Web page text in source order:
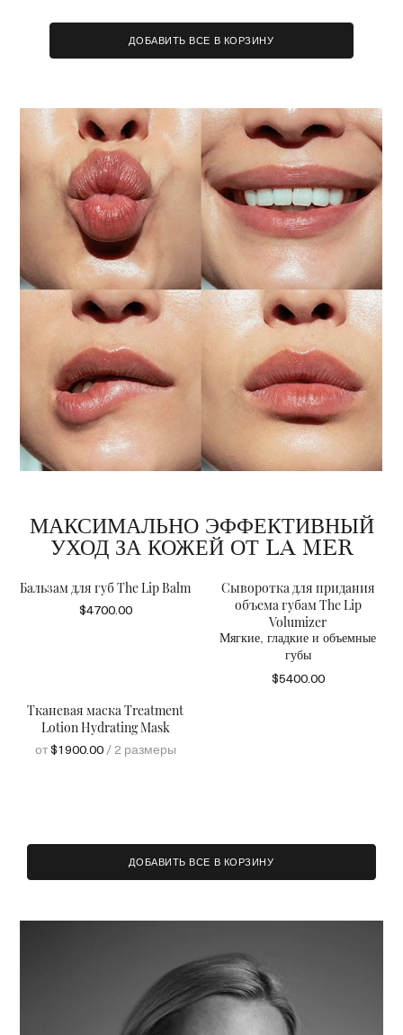
ДОБАВИТЬ ВСЕ В КОРЗИНУ
МАКСИМАЛЬНО ЭФФЕКТИВНЫЙ
УХОД ЗА КОЖЕЙ ОТ LA MER
Бальзам для губ The Lip Balm
$4700.00
Сыворотка для придания
объема губам The Lip
Volumizer
Мягкие, гладкие и объемные
губы
$5400.00
Тканевая маска Treatment
Lotion Hydrating Mask
от$1900.00 / 2 размеры
ДОБАВИТЬ ВСЕ В КОРЗИНУ